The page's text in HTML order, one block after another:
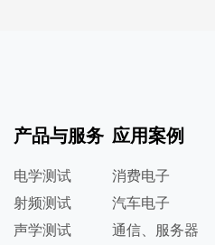
产品与服务
电学测试
射频测试
声学测试
应用案例
消费电子
汽车电子
通信、服务器